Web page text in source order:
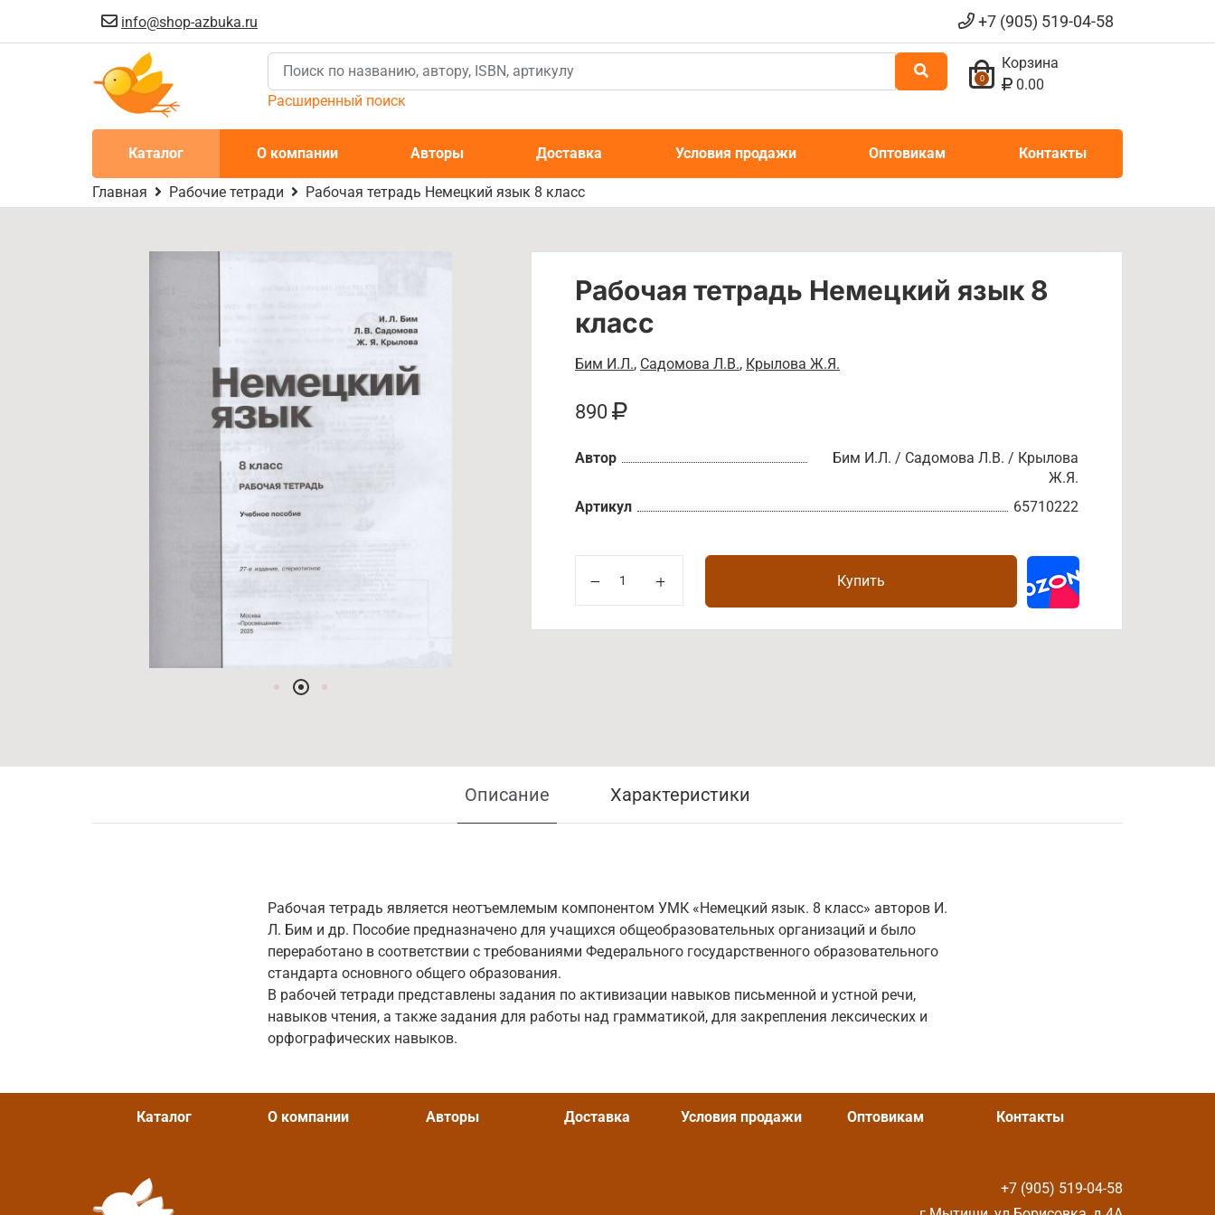
info@shop-azbuka.ru +7 (905) 519-04-58
Расширенный поиск
0
Корзина
0.00
Каталог О компании Авторы Доставка Условия продажи Оптовикам Контакты
Главная Рабочие тетради Рабочая тетрадь Немецкий язык 8 класс
Рабочая тетрадь Немецкий язык 8
класс
Бим И.Л., Садомова Л.В., Крылова Ж.Я.
890
Автор
Бим И.Л. / Садомова Л.В. / Крылова
Ж.Я.
Артикул
65710222
Купить
Описание Характеристики
Рабочая тетрадь является неотъемлемым компонентом УМК «Немецкий язык. 8 класс» авторов И.
Л. Бим и др. Пособие предназначено для учащихся общеобразовательных организаций и было
переработано в соответствии с требованиями Федерального государственного образовательного
стандарта основного общего образования.
В рабочей тетради представлены задания по активизации навыков письменной и устной речи,
навыков чтения, а также задания для работы над грамматикой, для закрепления лексических и
орфографических навыков.
Каталог О компании Авторы Доставка Условия продажи Оптовикам Контакты
+7 (905) 519-04-58